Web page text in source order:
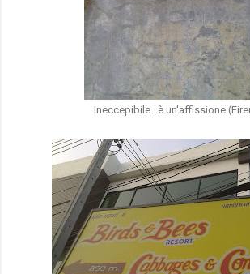
Ineccepibile...è un'affissione